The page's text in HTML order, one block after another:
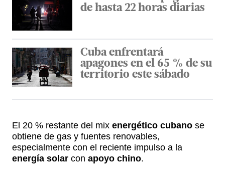
de hasta 22 horas diarias
Cuba enfrentará
apagones en el 65 % de su
territorio este sábado
El 20 % restante del mix energético cubano se
obtiene de gas y fuentes renovables,
especialmente con el reciente impulso a la
energía solar con apoyo chino.